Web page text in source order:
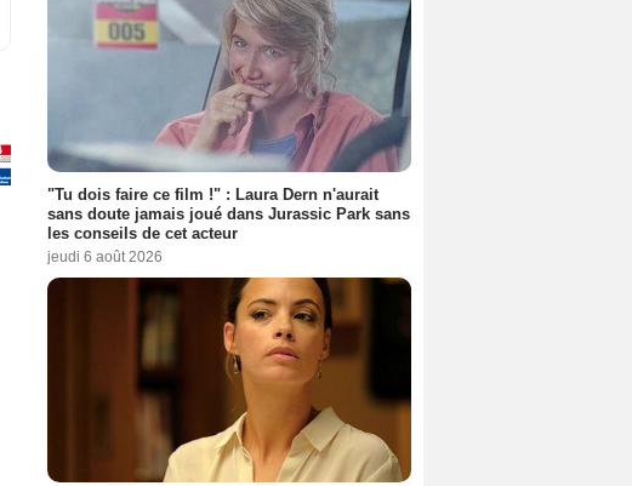
"Tu dois faire ce film !" : Laura Dern n'aurait
sans doute jamais joué dans Jurassic Park sans
les conseils de cet acteur
jeudi 6 août 2026